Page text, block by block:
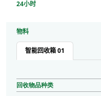
24小时
物料
智能回收箱 01
回收物品种类